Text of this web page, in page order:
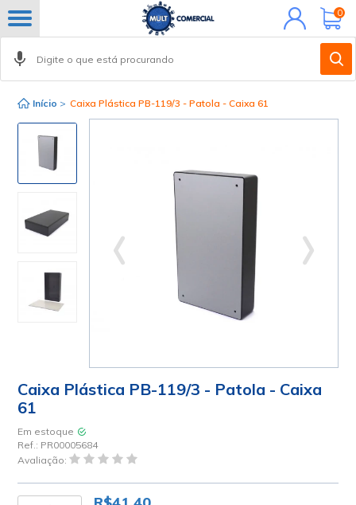
Minha
conta
0
Início > Caixa Plástica PB-119/3 - Patola - Caixa 61
Caixa Plástica PB-119/3 - Patola - Caixa
61
Em estoque
Ref.: PR00005684
Avaliação: